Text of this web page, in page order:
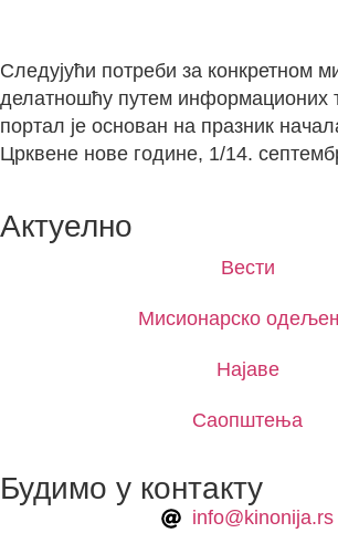
Следујући потреби за конкретном
делатношћу путем информационих
портал је основан на празник
Црквене нове године, 1/14.
Актуелно
Вести
Мисионарско
Најаве
Саопштења
Будимо у контакту
info@kinonija.rs